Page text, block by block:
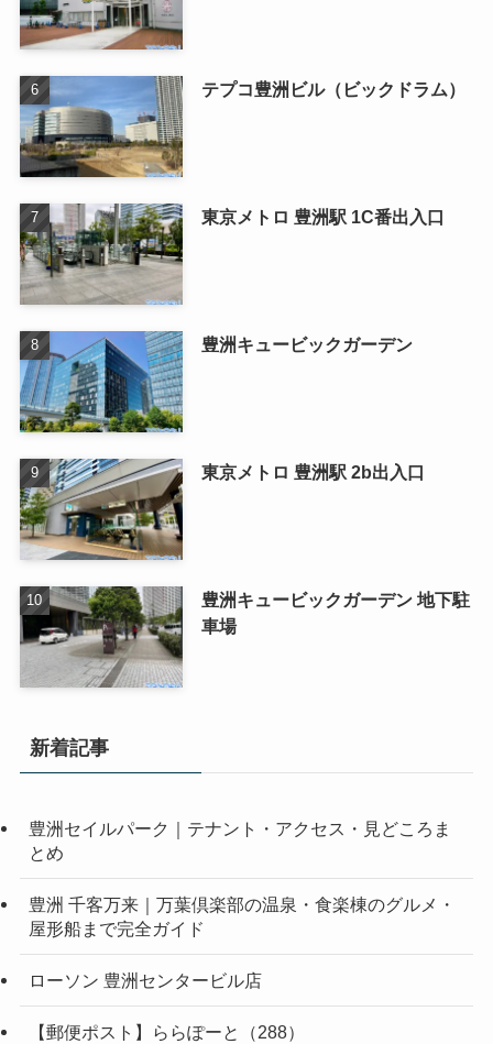
テプコ豊洲ビル（ビックドラム）
東京メトロ 豊洲駅 1C番出入口
豊洲キュービックガーデン
東京メトロ 豊洲駅 2b出入口
豊洲キュービックガーデン 地下駐
車場
新着記事
豊洲セイルパーク｜テナント・アクセス・見どころま
とめ
豊洲 千客万来｜万葉倶楽部の温泉・食楽棟のグルメ・
屋形船まで完全ガイド
ローソン 豊洲センタービル店
【郵便ポスト】ららぽーと（288）